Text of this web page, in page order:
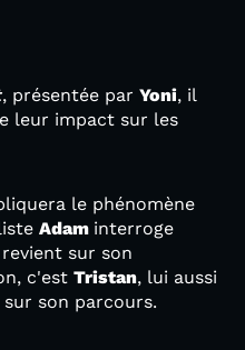
, présentée par Yoni, il
leur impact sur les
le phénomène
Adam interroge
sur son
c'est Tristan, lui aussi
son parcours.